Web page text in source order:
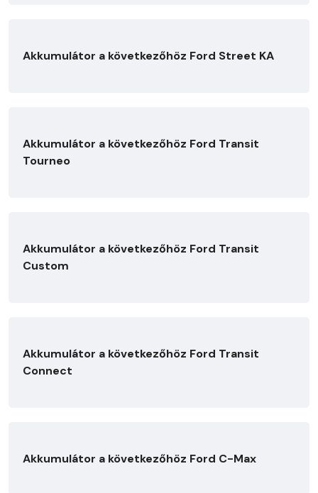
Akkumulátor a következőhöz Ford Street KA
Akkumulátor a következőhöz Ford Transit
Tourneo
Akkumulátor a következőhöz Ford Transit
Custom
Akkumulátor a következőhöz Ford Transit
Connect
Akkumulátor a következőhöz Ford C-Max